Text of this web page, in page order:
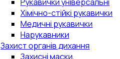
Хімічно-стійкі рукавички
Медичні рукавички
Нарукавники
Захист органів дихання
Захисні маски,